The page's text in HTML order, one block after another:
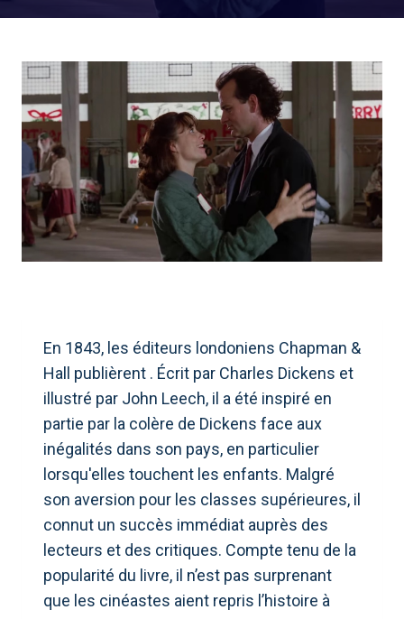
En 1843, les éditeurs londoniens Chapman &
Hall publièrent . Écrit par Charles Dickens et
illustré par John Leech, il a été inspiré en
partie par la colère de Dickens face aux
inégalités dans son pays, en particulier
lorsqu'elles touchent les enfants. Malgré
son aversion pour les classes supérieures, il
connut un succès immédiat auprès des
lecteurs et des critiques. Compte tenu de la
popularité du livre, il n’est pas surprenant
que les cinéastes aient repris l’histoire à